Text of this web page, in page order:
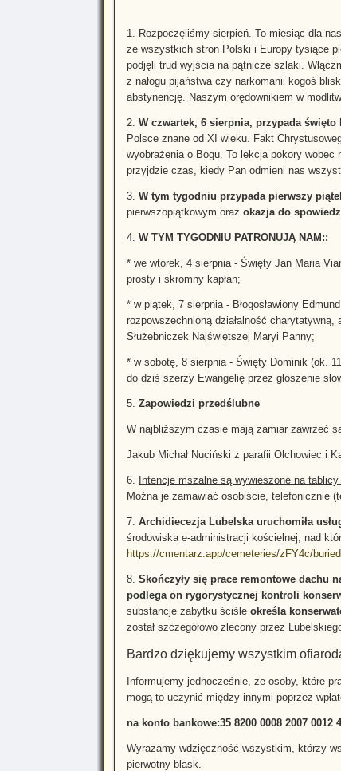
1. Rozpoczęliśmy sierpień. To miesiąc dla
ze wszystkich stron Polski i Europy tysiące
podjęli trud wyjścia na pątnicze szlaki.
z nałogu pijaństwa czy narkomanii kogoś
abstynencję. Naszym orędownikiem w
2. W czwartek, 6 sierpnia, przypada
Polsce znane od XI wieku. Fakt
wyobrażenia o Bogu. To lekcja pokory
przyjdzie czas, kiedy Pan odmieni nas
3. W tym tygodniu przypada pierwszy
pierwszopiątkowym oraz okazja do
4. W TYM TYGODNIU PATRONUJĄ NAM::
* we wtorek, 4 sierpnia - Święty Jan Maria
prosty i skromny kapłan;
* w piątek, 7 sierpnia - Błogosławiony
rozpowszechnioną działalność
Służebniczek Najświętszej Maryi Panny;
* w sobotę, 8 sierpnia - Święty Dominik (ok.
do dziś szerzy Ewangelię przez głoszenie
5. Zapowiedzi przedślubne
W najbliższym czasie mają zamiar zawrzeć
Jakub Michał Nuciński z parafii Olchowiec i
6. Intencje mszalne są wywieszone na tablicy
Można je zamawiać osobiście, telefonicznie
7. Archidiecezja Lubelska uruchomiła
środowiska e-administracji kościelnej, nad
https://cmentarz.app/cemeteries/zFY4c/
8. Skończyły się prace remontowe dachu
podlega on rygorystycznej kontroli
substancje zabytku ściśle określa
został szczegółowo zlecony przez
Bardzo dziękujemy wszystkim
Informujemy jednocześnie, że osoby, które
mogą to uczynić między innymi poprzez
na konto bankowe:35 8200 0008 2007 0012
Wyrażamy wdzięczność wszystkim, którzy
pierwotny blask.